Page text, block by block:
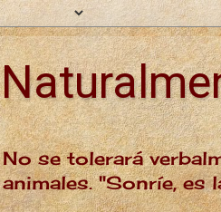
No se tolerará
animales. "Sonríe, es